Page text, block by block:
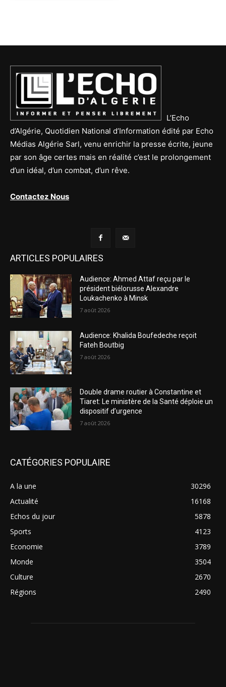
L’Echo
d’Algérie, Quotidien National d’Information édité par Echo
Médias Algérie Sarl, venu enrichir la presse écrite, jeune
par son âge certes mais en réalité c’est le prolongement
d’un idéal, d’un combat, d’un rêve.
Contactez Nous
ARTICLES POPULAIRES
Audience: Ahmed Attaf reçu par le
président biélorusse Alexandre
Loukachenko à Minsk
7 août 2026
Audience: Khalida Boufedeche reçoit
Fateh Boutbig
7 août 2026
Double drame routier à Constantine et
Tiaret: Le ministère de la Santé déploie un
dispositif d’urgence
7 août 2026
CATÉGORIES POPULAIRE
A la une
30296
Actualité
16168
Echos du jour
5878
Sports
4123
Economie
3789
Monde
3504
Culture
2670
Régions
2490